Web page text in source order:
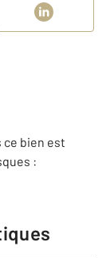
ce bien est
: